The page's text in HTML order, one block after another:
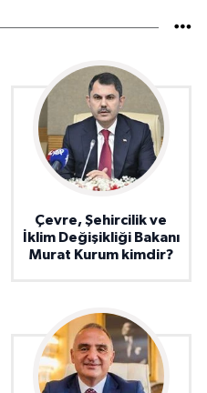
Çevre, Şehircilik ve
İklim Değişikliği Bakanı
Murat Kurum kimdir?